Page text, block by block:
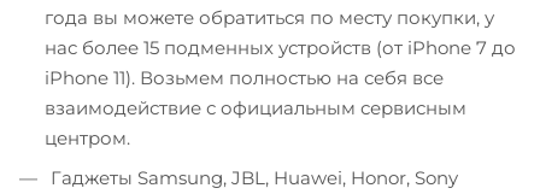
года вы можете обратиться по месту покупки, у
нас более 15 подменных устройств (от iPhone 7 до
iPhone 11). Возьмем полностью на себя все
взаимодействие с официальным сервисным
центром.
Гаджеты Samsung, JBL, Huawei, Honor, Sony